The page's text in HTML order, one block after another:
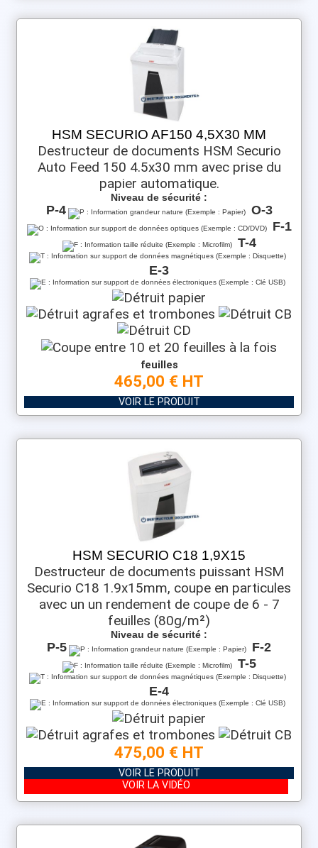
HSM SECURIO AF150 4,5X30 MM
Destructeur de documents HSM Securio
Auto Feed 150 4.5x30 mm avec prise du
papier automatique.
Niveau de sécurité :
P-4
O-3
F-1
T-4
E-3
feuilles
465,00 € HT
VOIR LE PRODUIT
HSM SECURIO C18 1,9X15
Destructeur de documents puissant HSM
Securio C18 1.9x15mm, coupe en particules
avec un un rendement de coupe de 6 - 7
feuilles (80g/m²)
Niveau de sécurité :
P-5
F-2
T-5
E-4
475,00 € HT
VOIR LE PRODUIT
VOIR LA VIDÉO